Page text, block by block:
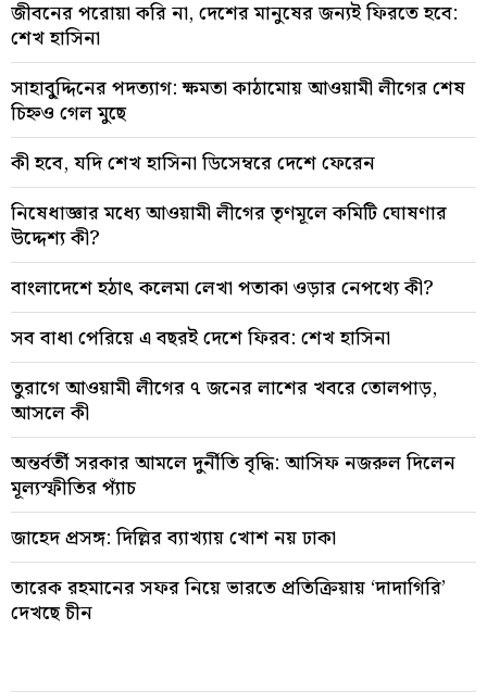
জীবনের পরোয়া করি না, দেশের মানুষের জন্যই ফিরতে হবে:
শেখ হাসিনা
সাহাবু্দ্দিনের পদত্যাগ: ক্ষমতা কাঠামোয় আওয়ামী লীগের শেষ
চিহ্নও গেল মুছে
কী হবে, যদি শেখ হাসিনা ডিসেম্বরে দেশে ফেরেন
নিষেধাজ্ঞার মধ্যে আওয়ামী লীগের তৃণমূলে কমিটি ঘোষণার
উদ্দেশ্য কী?
বাংলাদেশে হঠাৎ কলেমা লেখা পতাকা ওড়ার নেপথ্যে কী?
সব বাধা পেরিয়ে এ বছরই দেশে ফিরব: শেখ হাসিনা
তুরাগে আওয়ামী লীগের ৭ জনের লাশের খবরে তোলপাড়,
আসলে কী
অন্তর্বর্তী সরকার আমলে দুর্নীতি বৃদ্ধি: আসিফ নজরুল দিলেন
মূল্যস্ফীতির প্যাঁচ
জাহেদ প্রসঙ্গ: দিল্লির ব্যাখ্যায় খোশ নয় ঢাকা
তারেক রহমানের সফর নিয়ে ভারতে প্রতিক্রিয়ায় ‘দাদাগিরি’
দেখছে চীন